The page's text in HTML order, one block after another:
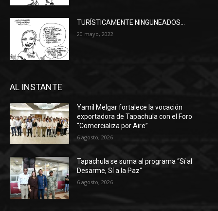
TURÍSTICAMENTE NINGUNEADOS…
20 mayo, 2022
AL INSTANTE
Yamil Melgar fortalece la vocación
exportadora de Tapachula con el Foro
“Comercializa por Aire”
6 agosto, 2026
Tapachula se suma al programa “Sí al
Desarme, Sí a la Paz”
6 agosto, 2026